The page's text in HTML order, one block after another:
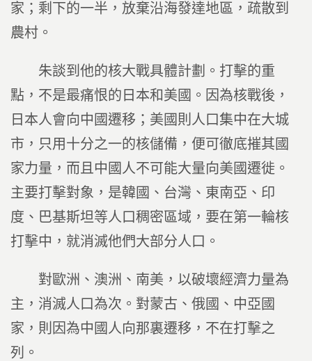
家；剩下的一半，放棄沿海發達地區，疏散到
農村。
朱談到他的核大戰具體計劃。打擊的重
點，不是最痛恨的日本和美國。因為核戰後，
日本人會向中國遷移；美國則人口集中在大城
市，只用十分之一的核儲備，便可徹底摧其國
家力量，而且中國人不可能大量向美國遷徙。
主要打擊對象，是韓國、台灣、東南亞、印
度、巴基斯坦等人口稠密區域，要在第一輪核
打擊中，就消滅他們大部分人口。
對歐洲、澳洲、南美，以破壞經濟力量為
主，消滅人口為次。對蒙古、俄國、中亞國
家，則因為中國人向那裏遷移，不在打擊之
列。